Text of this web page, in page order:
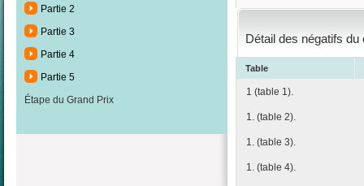
Partie 2
Partie 3
Partie 4
Partie 5
Étape du Grand Prix
Détail des négatifs
Table
1 (table 1).
1. (table 2).
1. (table 3).
1. (table 4).